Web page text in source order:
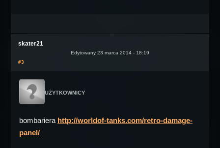
skater21
Edytowany 23 marca 2014 - 18:19
#3
UŻYTKOWNICY
bombariera http://worldof-tanks.com/retro-damage-
panel/